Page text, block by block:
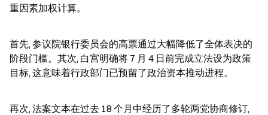
重因素加权计算。
首先, 参议院银行委员会的高票通过大幅降低了全体表决的
阶段门槛。其次, 白宫明确将 7 月 4 日前完成立法设为政策
目标, 这意味着行政部门已预留了政治资本推动进程。
再次, 法案文本在过去 18 个月中经历了多轮两党协商修订,